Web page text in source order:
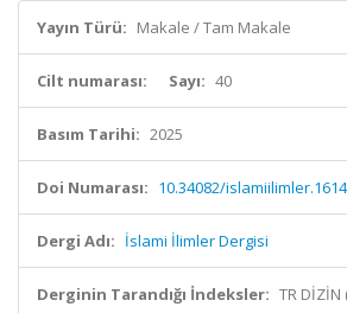
Yayın Türü: Makale / Tam Makale
Cilt numarası: Sayı: 40
Basım Tarihi: 2025
Doi Numarası: 10.34082/
Dergi Adı: İslami İlimler Dergisi
Derginin Tarandığı İndeksler: TR DİZİN